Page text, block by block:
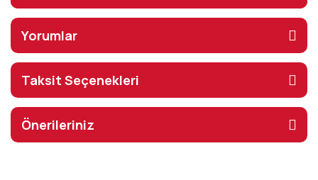
Yorumlar
Taksit Seçenekleri
Önerileriniz